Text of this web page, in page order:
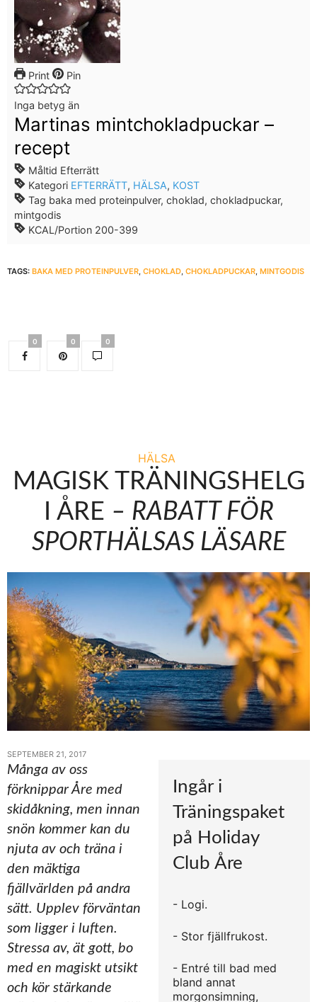
Print Pin
Inga betyg än
Martinas mintchokladpuckar –
recept
Måltid Efterrätt
Kategori EFTERRÄTT, HÄLSA, KOST
Tag baka med proteinpulver, choklad, chokladpuckar,
mintgodis
KCAL/Portion 200-399
TAGS: BAKA MED PROTEINPULVER, CHOKLAD, CHOKLADPUCKAR, MINTGODIS
0 0 0
HÄLSA
MAGISK TRÄNINGSHELG
I ÅRE – RABATT FÖR
SPORTHÄLSAS LÄSARE
SEPTEMBER 21, 2017
Ingår i
Träningspaket
på Holiday
Club Åre
- Logi.
- Stor fjällfrukost.
- Entré till bad med
bland annat
morgonsimning,
Många av oss
förknippar Åre med
skidåkning, men innan
snön kommer kan du
njuta av och träna i
den mäktiga
fjällvärlden på andra
sätt. Upplev förväntan
som ligger i luften.
Stressa av, ät gott, bo
med en magiskt utsikt
och kör stärkande